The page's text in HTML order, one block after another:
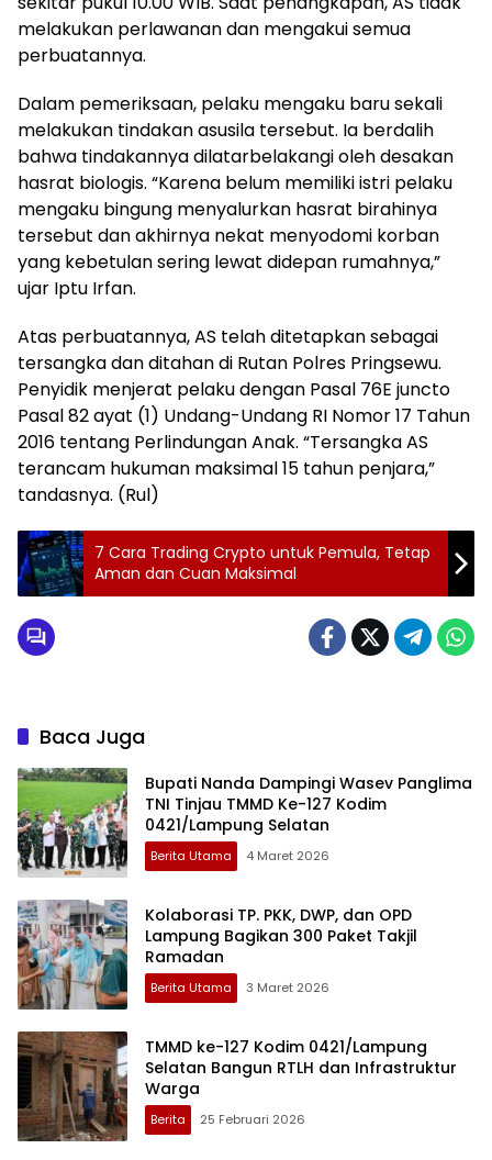
melakukan perlawanan dan mengakui semua
perbuatannya.
Dalam pemeriksaan, pelaku mengaku baru sekali
melakukan tindakan asusila tersebut. Ia berdalih
bahwa tindakannya dilatarbelakangi oleh desakan
hasrat biologis. “Karena belum memiliki istri pelaku
mengaku bingung menyalurkan hasrat birahinya
tersebut dan akhirnya nekat menyodomi korban
yang kebetulan sering lewat didepan rumahnya,”
ujar Iptu Irfan.
Atas perbuatannya, AS telah ditetapkan sebagai
tersangka dan ditahan di Rutan Polres Pringsewu.
Penyidik menjerat pelaku dengan Pasal 76E juncto
Pasal 82 ayat (1) Undang-Undang RI Nomor 17 Tahun
2016 tentang Perlindungan Anak. “Tersangka AS
terancam hukuman maksimal 15 tahun penjara,”
tandasnya. (Rul)
7 Cara Trading Crypto untuk Pemula, Tetap
Aman dan Cuan Maksimal
Baca Juga
Bupati Nanda Dampingi Wasev Panglima
TNI Tinjau TMMD Ke-127 Kodim
0421/Lampung Selatan
Berita Utama 4 Maret 2026
Kolaborasi TP. PKK, DWP, dan OPD
Lampung Bagikan 300 Paket Takjil
Ramadan
Berita Utama 3 Maret 2026
TMMD ke-127 Kodim 0421/Lampung
Selatan Bangun RTLH dan Infrastruktur
Warga
Berita 25 Februari 2026